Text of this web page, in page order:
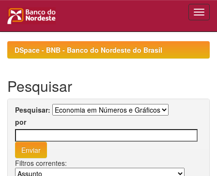
navigationDSpace - BNB - Banco do Nordeste do Brasil
Pesquisar
Pesquisar:
por
Filtros correntes: